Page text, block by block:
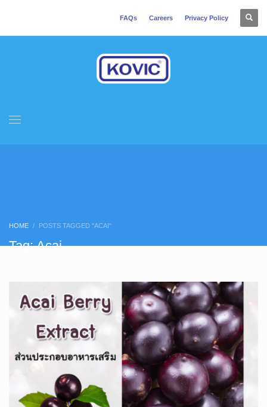
FAQs Careers Privacy Policy
HOME POSTS TAGGED "ACAI"
Tag: Acai